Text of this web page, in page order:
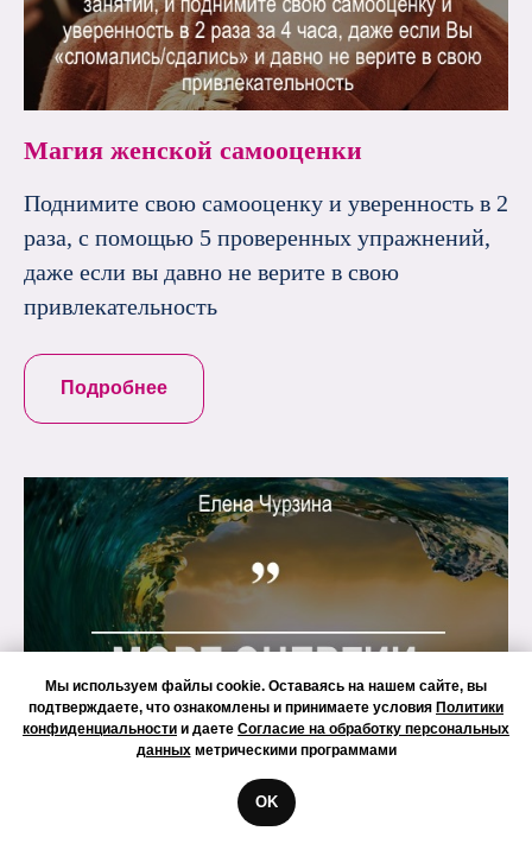
Магия женской самооценки
Поднимите свою самооценку и уверенность в 2
раза, с помощью 5 проверенных упражнений,
даже если вы давно не верите в свою
привлекательность
Подробнее
Мы используем файлы cookie. Оставаясь на нашем сайте, вы
подтверждаете, что ознакомлены и принимаете условия Политики
конфиденциальности и даете Согласие на обработку персональных
данныхметрическими программами
OK